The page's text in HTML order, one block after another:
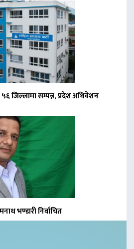
जिल्लामा सम्पन्न, प्रदेश अधिवेशन
भण्डारी निर्वाचित